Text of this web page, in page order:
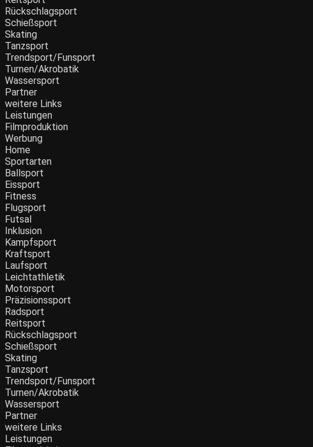
Rückschlagsport
Schießsport
Skating
Tanzsport
Trendsport/Funsport
Turnen/Akrobatik
Wassersport
Partner
weitere Links
Leistungen
Filmproduktion
Werbung
Menü
Home
Sportarten
Ballsport
Eissport
Fitness
Flugsport
Futsal
Inklusion
Kampfsport
Kraftsport
Laufsport
Leichtathletik
Motorsport
Präzisionssport
Radsport
Reitsport
Rückschlagsport
Schießsport
Skating
Tanzsport
Trendsport/Funsport
Turnen/Akrobatik
Wassersport
Partner
weitere Links
Leistungen